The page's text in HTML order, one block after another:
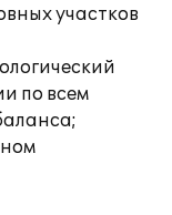
участков
по всем